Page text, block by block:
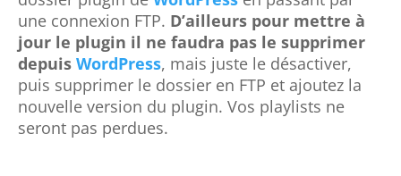
une connexion FTP. D’ailleurs pour mettre à
jour le plugin il ne faudra pas le supprimer
depuis WordPress, mais juste le désactiver,
puis supprimer le dossier en FTP et ajoutez la
nouvelle version du plugin. Vos playlists ne
seront pas perdues.